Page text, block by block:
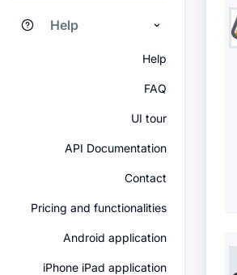
Help
Help
FAQ
UI tour
API Documentation
Contact
Pricing and functionalities
Android application
iPhone iPad application